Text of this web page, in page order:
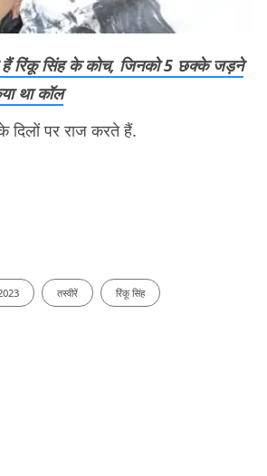
हैं रिंकू सिंह के कोच, जिनको 5 छक्के जड़ने
था कॉल
दिलों पर राज करते हैं.
तस्वीरें रिंकू सिंह